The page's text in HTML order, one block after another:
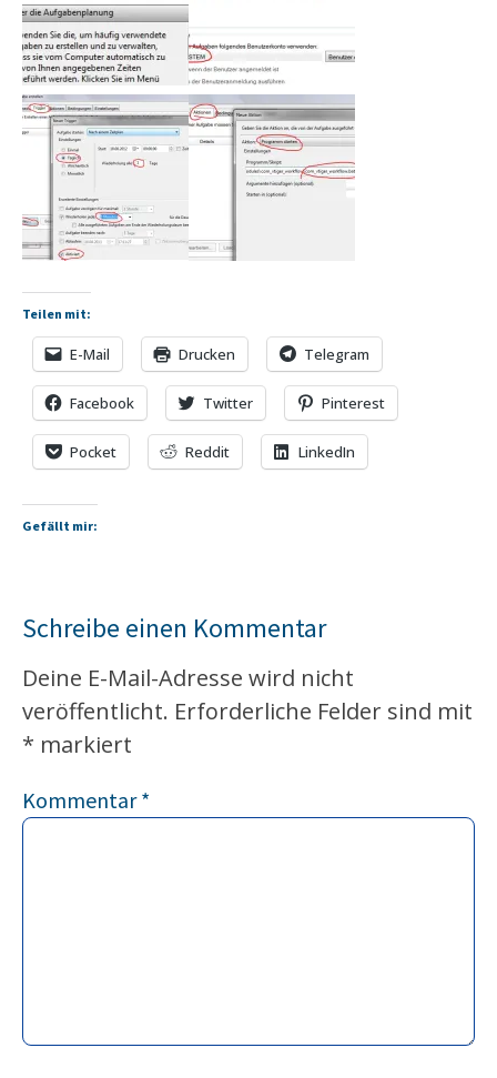
Teilen mit:
E-Mail Drucken Telegram
Facebook Twitter Pinterest
Pocket Reddit LinkedIn
Gefällt mir:
Schreibe einen Kommentar
Deine E-Mail-Adresse wird nicht
veröffentlicht. Erforderliche Felder sind mit
* markiert
Kommentar*